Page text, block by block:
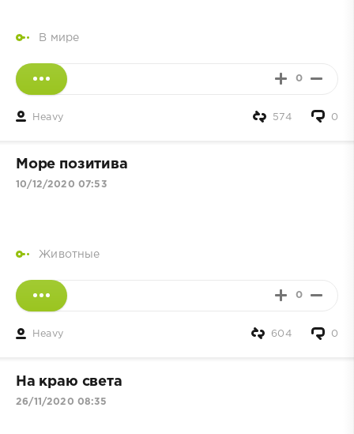
В мире
0
Heavy 0
574
Море позитива
10/12/2020 07:53
Животные
0
Heavy 0
604
На краю света
26/11/2020 08:35